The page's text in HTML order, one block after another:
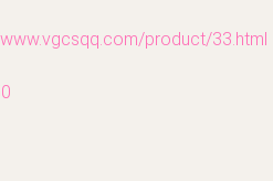
product/33.html